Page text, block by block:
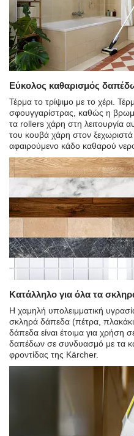
Εύκολος καθαρισμός
Τέρμα το τρίψιμο με το χέρι.
σφουγγαρίστρας, καθώς η
τα rollers χάρη στη λειτουργία
του κουβά χάρη στον
αφαιρούμενο κάδο καθαρού
Κατάλληλο για όλα τα
Η χαμηλή υπολειμματική
σκληρά δάπεδα (πέτρα,
δάπεδα είναι έτοιμα για χρήση
δαπέδων σε συνδυασμό με τα
φροντίδας της Kärcher.